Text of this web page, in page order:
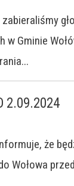
Gminie
2.09.2024
że
Wołowa